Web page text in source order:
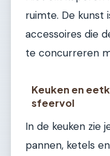
ruimte. De kunst
accessoires die
te concurreren
Keuken en
sfeervol
In de keuken zie
pannen, ketels